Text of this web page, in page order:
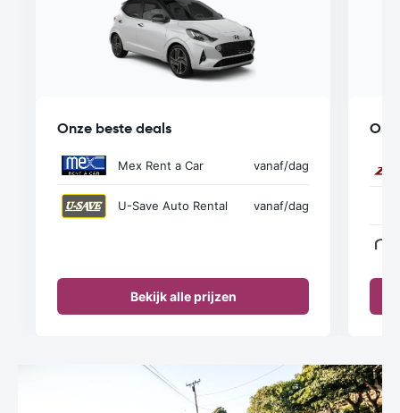
Onze beste deals
Mex Rent a Car vanaf/dag
U-Save Auto Rental vanaf/dag
Bekijk alle prijzen